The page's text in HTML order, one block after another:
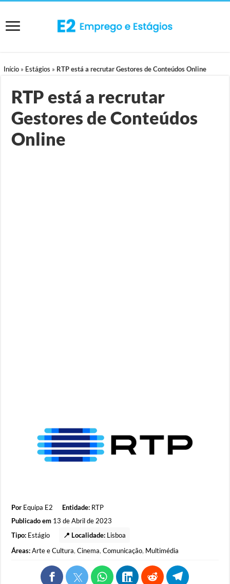
Início » Estágios » RTP está a recrutar Gestores de Conteúdos Online
RTP está a recrutar
Gestores de Conteúdos
Online
Por Equipa E2 Entidade: RTP
Publicado em 13 de Abril de 2023
Tipo: Estágio 📍 Localidade: Lisboa
Áreas: Arte e Cultura,Cinema,Comunicação, Multimédia